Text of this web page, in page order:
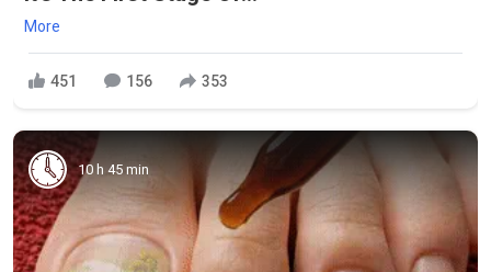
More
451 156 353
10 h 45 min